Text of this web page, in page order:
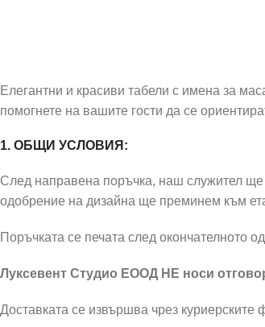
Елегантни и красиви табели с имена за
помогнете на вашите гости да се
1. ОБЩИ УСЛОВИЯ:
След направена поръчка, наш служител ще
одобрение на дизайна ще преминем към
Поръчката се печата след окончателното
Луксевент Студио ЕООД НЕ носи
Доставката се извършва чрез куриерските